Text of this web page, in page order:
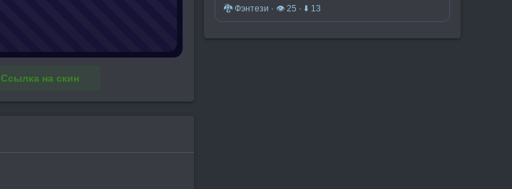
Ссылка на скин
🐉 Фэнтези · 👁 25 · ⬇ 13